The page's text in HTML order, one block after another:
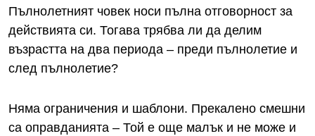
Пълнолетният човек носи пълна отговорност за
действията си. Тогава трябва ли да делим
възрастта на два периода – преди пълнолетие и
след пълнолетие?
Няма ограничения и шаблони. Прекалено смешни
са оправданията – Той е още малък и не може и